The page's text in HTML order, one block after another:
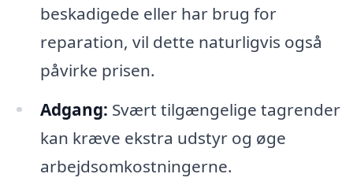
beskadigede eller har brug for
reparation, vil dette naturligvis også
påvirke prisen.
Adgang: Svært tilgængelige tagrender
kan kræve ekstra udstyr og øge
arbejdsomkostningerne.